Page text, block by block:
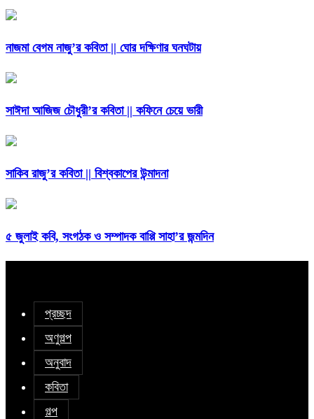
নাজমা বেগম নাজু’র কবিতা || ঘোর দক্ষিণার ঘনঘটায়
সাঈদা আজিজ চৌধুরী’র কবিতা || কফিনে চেয়ে ভারী
সাকিব রাজু’র কবিতা || বিশ্বকাপের উন্মাদনা
৫ জুলাই কবি, সংগঠক ও সম্পাদক বাপ্পি সাহা’র জন্মদিন
প্রচ্ছদ
অণুগল্প
অনুবাদ
কবিতা
গল্প